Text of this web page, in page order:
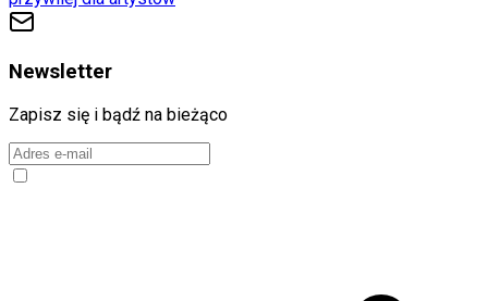
Newsletter
Zapisz się i bądź na bieżąco